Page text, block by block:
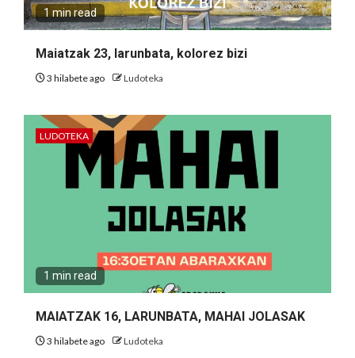
1 min read
Maiatzak 23, larunbata, kolorez bizi
3 hilabete ago Ludoteka
LUDOTEKA
1 min read
MAIATZAK 16, LARUNBATA, MAHAI JOLASAK
3 hilabete ago Ludoteka